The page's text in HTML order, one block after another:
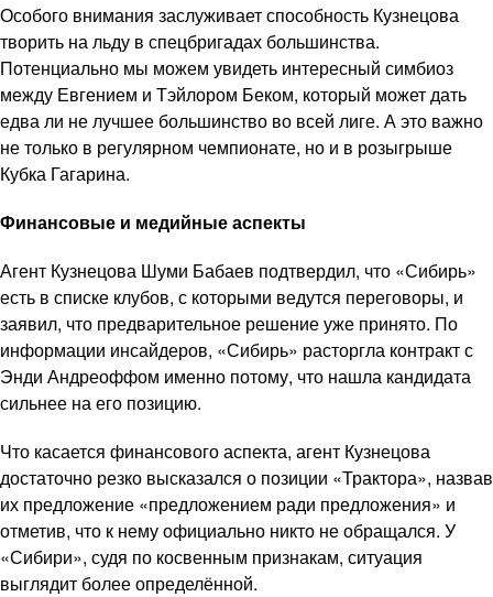
Особого внимания заслуживает способность Кузнецова
творить на льду в спецбригадах большинства.
Потенциально мы можем увидеть интересный симбиоз
между Евгением и Тэйлором Беком, который может дать
едва ли не лучшее большинство во всей лиге. А это важно
не только в регулярном чемпионате, но и в розыгрыше
Кубка Гагарина.
Финансовые и медийные аспекты
Агент Кузнецова Шуми Бабаев подтвердил, что «Сибирь»
есть в списке клубов, с которыми ведутся переговоры, и
заявил, что предварительное решение уже принято. По
информации инсайдеров, «Сибирь» расторгла контракт с
Энди Андреоффом именно потому, что нашла кандидата
сильнее на его позицию.
Что касается финансового аспекта, агент Кузнецова
достаточно резко высказался о позиции «Трактора», назвав
их предложение «предложением ради предложения» и
отметив, что к нему официально никто не обращался. У
«Сибири», судя по косвенным признакам, ситуация
выглядит более определённой.